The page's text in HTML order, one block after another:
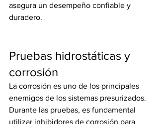
asegura un desempeño confiable y
duradero.
Pruebas hidrostáticas y
corrosión
La corrosión es uno de los principales
enemigos de los sistemas presurizados.
Durante las pruebas, es fundamental
utilizar inhibidores de corrosión para